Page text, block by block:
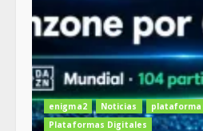
enigma2 Noticias
Plataformas Digitales